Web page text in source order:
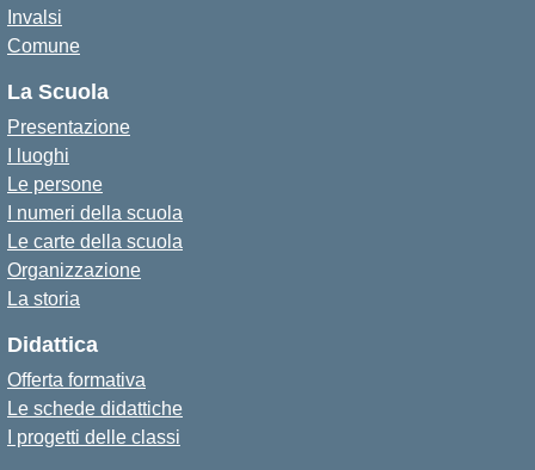
Invalsi
Comune
La Scuola
Presentazione
I luoghi
Le persone
I numeri della scuola
Le carte della scuola
Organizzazione
La storia
Didattica
Offerta formativa
Le schede didattiche
I progetti delle classi